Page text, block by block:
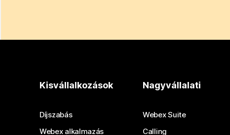
Kisvállalkozások
Díjszabás
Webex alkalmazás
Nagyvállalati
Webex Suite
Calling